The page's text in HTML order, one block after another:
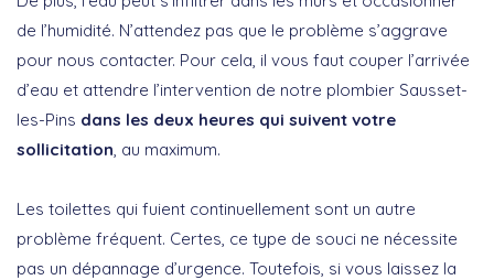
de l’humidité. N’attendez pas que le problème s’aggrave
pour nous contacter. Pour cela, il vous faut couper l’arrivée
d’eau et attendre l’intervention de notre plombier Sausset-
les-Pins dans les deux heures qui suivent votre
sollicitation , au maximum.
Les toilettes qui fuient continuellement sont un autre
problème fréquent. Certes, ce type de souci ne nécessite
pas un dépannage d’urgence. Toutefois, si vous laissez la